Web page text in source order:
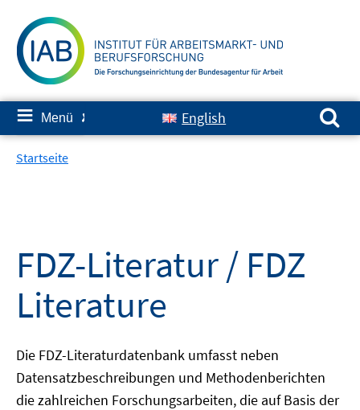
zum
Inhalt
≡ Menü ✘ English
Suchen nach:
Startseite
FDZ-Literatur / FDZ
Literature
Die FDZ-Literaturdatenbank umfasst neben
Datensatzbeschreibungen und Methodenberichten
die zahlreichen Forschungsarbeiten, die auf Basis der